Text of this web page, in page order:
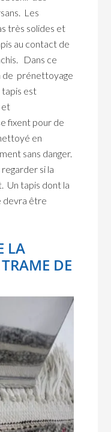
Les
très solides et
au contact de
Dans ce
de prénettoyage
tapis est
et
fixent pour de
en
sans danger.
si la
Un tapis dont la
devra être
LA
DE